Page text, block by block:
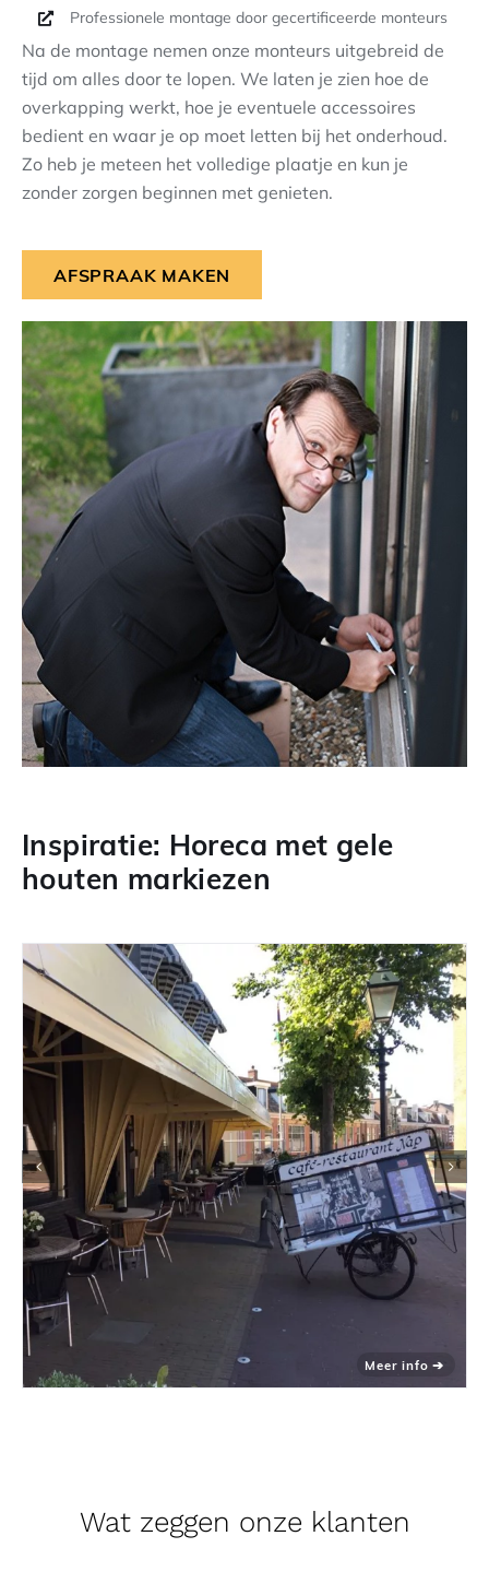
Professionele montage door gecertificeerde monteurs
Na de montage nemen onze monteurs uitgebreid de
tijd om alles door te lopen. We laten je zien hoe de
overkapping werkt, hoe je eventuele accessoires
bedient en waar je op moet letten bij het onderhoud.
Zo heb je meteen het volledige plaatje en kun je
zonder zorgen beginnen met genieten.
AFSPRAAK MAKEN
Inspiratie: Horeca met gele
houten markiezen
Wat zeggen onze klanten